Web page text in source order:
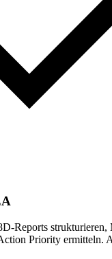
Reports strukturieren,
Priority ermitteln.